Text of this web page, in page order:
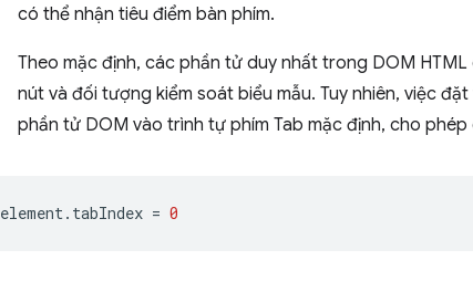
có thể nhận tiêu điểm bàn phím.
Theo mặc định, các phần tử duy nhất trong DOM
nút và đối tượng kiểm soát biểu mẫu. Tuy nhiên, việc
phần tử DOM vào trình tự phím Tab mặc định, cho
element. tabIndex = 0